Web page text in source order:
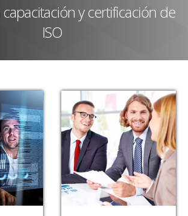
y certificación de
ISO